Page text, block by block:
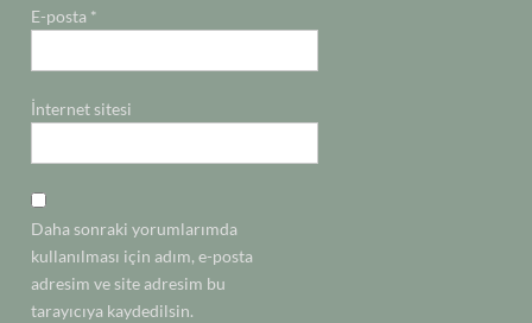
E-posta *
İnternet sitesi
Daha sonraki yorumlarımda
kullanılması için adım, e-posta
adresim ve site adresim bu
tarayıcıya kaydedilsin.